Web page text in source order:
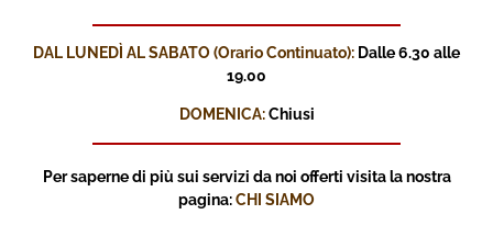
DAL LUNEDÌ AL SABATO (Orario Continuato): Dalle 6.30 alle
19.00
DOMENICA: Chiusi
Per saperne di più sui servizi da noi offerti visita la nostra
pagina:CHI SIAMO